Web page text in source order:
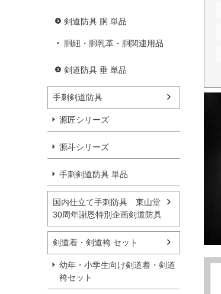
剣道防具 胴 単品
胴紐・胴乳革・胴関連用品
剣道防具 垂 単品
手刺剣道防具
源匠シリーズ
源斗シリーズ
手刺剣道防具 単品
国内仕立て手刺防具 東山堂
30周年謝恩特別企画剣道防具
剣道着・剣道袴 セット
幼年・小学生向け剣道着・剣道
袴セット